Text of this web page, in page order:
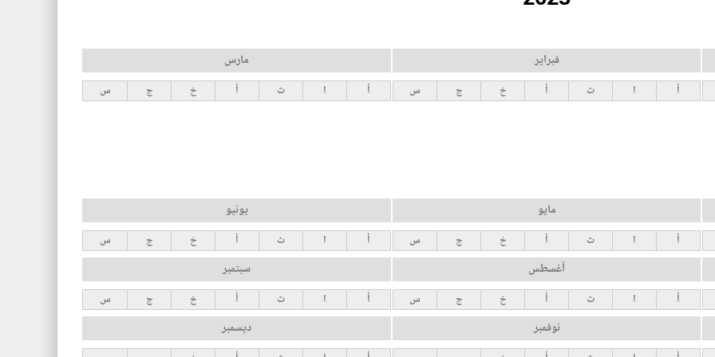
فبراير
أ ا ث أ خ ج س
مارس
أ ا ث أ خ ج س
مايو
أ ا ث أ خ ج س
يونيو
أ ا ث أ خ ج س
أغسطس
أ ا ث أ خ ج س
سبتمبر
أ ا ث أ خ ج س
نوفمبر ديسمبر